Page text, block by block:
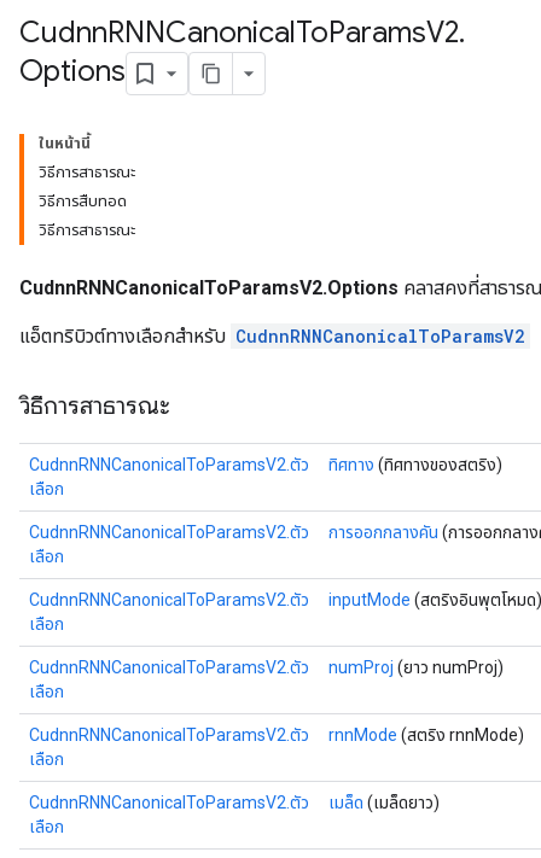
CudnnRNNCanonicalToParamsV2.
Options
ในหน้านี้
วิธีการสาธารณะ
วิธีการสืบทอด
วิธีการสาธารณะ
CudnnRNNCanonicalToParamsV2.Options คลาสคงที่สาธาร
แอ็ตทริบิวต์ทางเลือกสำหรับ CudnnRNNCanonicalToParamsV2
วิธีการสาธารณะ
CudnnRNNCanonicalToParamsV2.ตัว
เลือก
ทิศทาง (ทิศทางของสตริง)
CudnnRNNCanonicalToParamsV2.ตัว
เลือก
การออกกลางคัน (การออกกลา
CudnnRNNCanonicalToParamsV2.ตัว
เลือก
inputMode (สตริงอินพุตโหมด)
CudnnRNNCanonicalToParamsV2.ตัว
เลือก
numProj (ยาว numProj)
CudnnRNNCanonicalToParamsV2.ตัว
เลือก
rnnMode (สตริง rnnMode)
CudnnRNNCanonicalToParamsV2.ตัว
เลือก
เมล็ด (เมล็ดยาว)